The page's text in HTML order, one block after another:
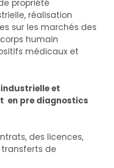
propriété
réalisation
sur les marchés des
humain
médicaux et
et
en pre diagnostics
des licences,
de